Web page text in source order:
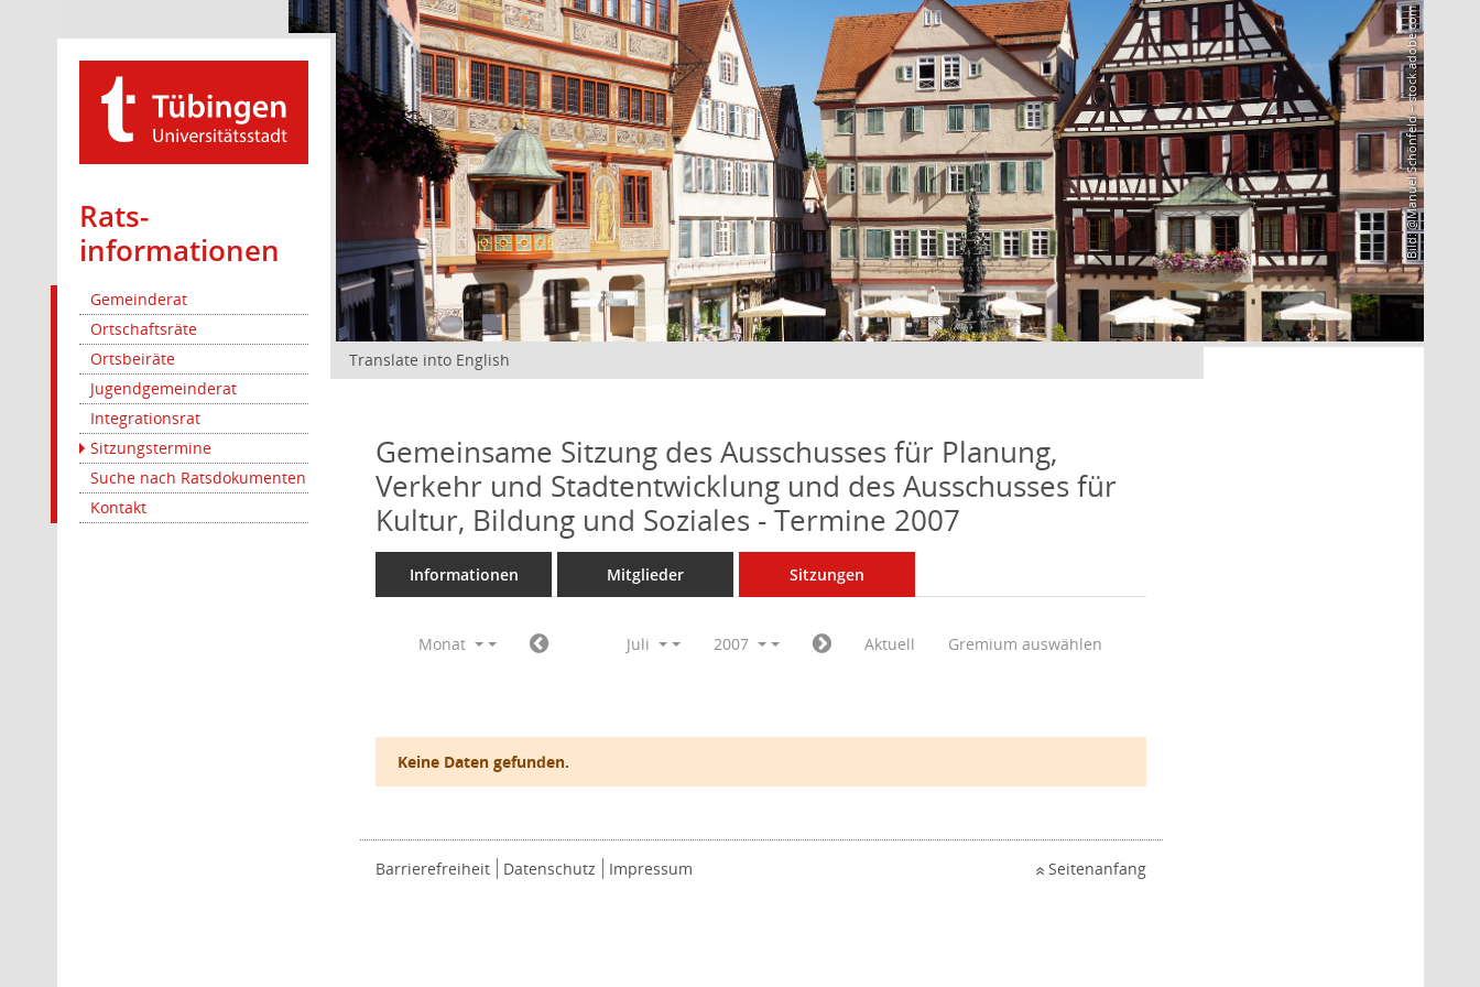
Rats­
informationen
Gemeinderat
Ortschaftsräte
Ortsbeiräte
Jugendgemeinderat
Integrationsrat
Sitzungstermine
Suche nach Ratsdokumenten
Kontakt
Bild: @Manuel Schönfeld – stock.adobe.com
Translate into English
Gemeinsame Sitzung des Ausschusses für Planung,
Verkehr und Stadtentwicklung und des Ausschusses für
Kultur, Bildung und Soziales - Termine 2007
Informationen Mitglieder Sitzungen
Monat Juli 2007 Aktuell Gremium auswählen
Keine Daten gefunden.
Barrierefreiheit Datenschutz Impressum Seitenanfang